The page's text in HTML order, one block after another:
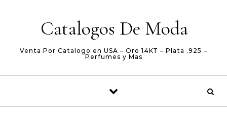
Catalogos De Moda
Venta Por Catalogo en USA – Oro 14KT – Plata .925 –
Perfumes y Mas